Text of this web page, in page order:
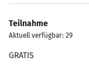
Produkte
Teilnahme
Aktuell verfügbar: 29
GRATIS